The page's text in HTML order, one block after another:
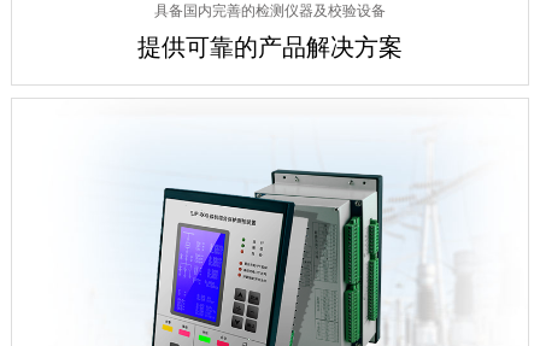
具备国内完善的检测仪器及校验设备
提供可靠的产品解决方案